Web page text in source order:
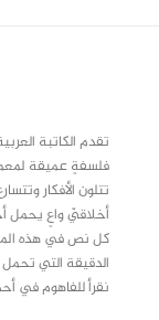
تقدم الكاتبة
فلسفةٍ عميقة
تتلون الأفكار
أخلاقيّ واعٍ يحمل
الدقيقة التي
نقرأ للفاهوم في